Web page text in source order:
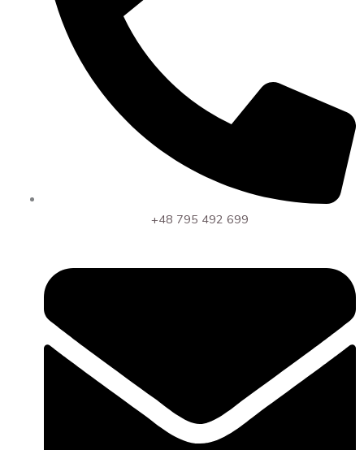
+48 795 492 699